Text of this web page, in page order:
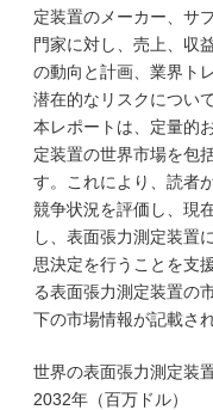
定装置のメーカー、サ
門家に対し、売上、収
の動向と計画、業界ト
潜在的なリスクについ
本レポートは、定量的
定装置の世界市場を包
す。これにより、読者
競争状況を評価し、現
し、表面張力測定装置
思決定を行うことを支
る表面張力測定装置の
下の市場情報が記載さ
世界の表面張力測定装
2032年（百万ドル）